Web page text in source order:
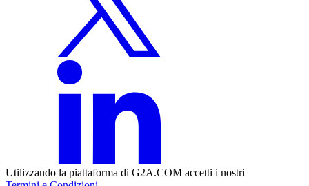
Utilizzando la piattaforma di G2A.COM accetti i nostri